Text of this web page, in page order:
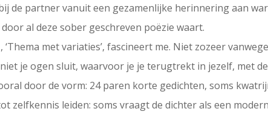
de partner vanuit een gezamenlijke herinnering aan
al deze sober geschreven poëzie waart.
met variaties’, fascineert me. Niet zozeer
je ogen sluit, waarvoor je je terugtrekt in jezelf, met
door de vorm: 24 paren korte gedichten, soms
zelfkennis leiden: soms vraagt de dichter als een